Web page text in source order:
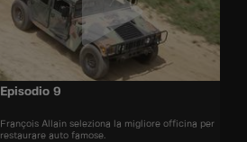
Episodio 9
François Allain seleziona la migliore officina per
restaurare auto famose.